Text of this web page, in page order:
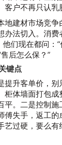
户不再只认乳
地建材市场竞争
办法切入。消
他们现在都问：
后怎么保？”
键点
提升客单价，
柜体墙面打包成
平。二是控制
傅失手，返工的
艺过硬，要么有